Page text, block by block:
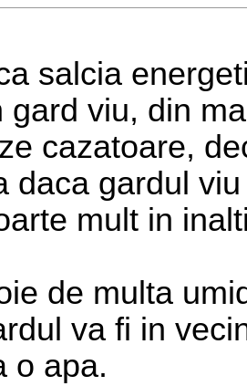
salcia
gard viu, din
cazatoare,
daca gardul
mult in
de multa
va fi in
o apa.